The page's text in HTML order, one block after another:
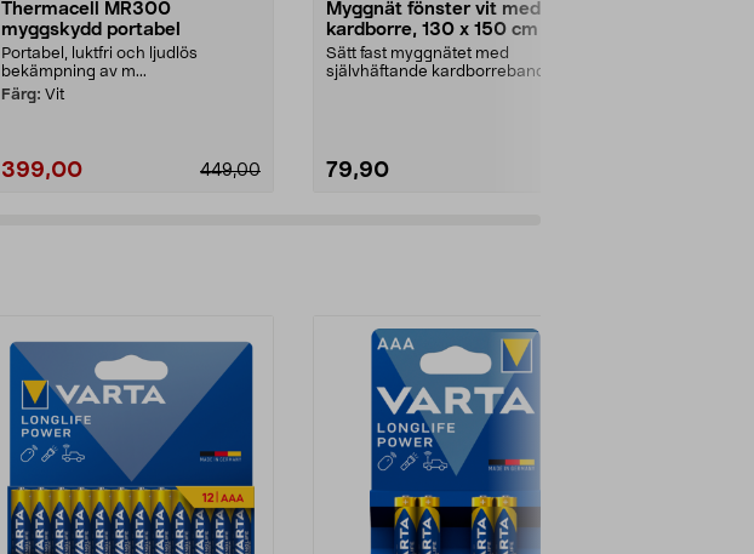
Thermacell MR300
myggskydd portabel
Portabel, luktfri och ljudlös
bekämpning av m...
Färg: Vit
399,00 449,00
Myggnät fönster vit med
kardborre, 130 x 150 cm
Sätt fast myggnätet med
självhäftande kardborreband
79,90